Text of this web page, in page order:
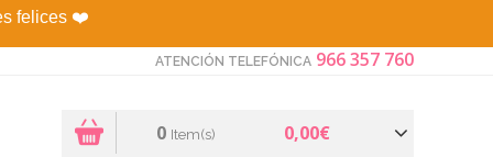
felices ❤️
ATENCIÓN TELEFÓNICA 966 357 760
0 Item(s) 0,00€